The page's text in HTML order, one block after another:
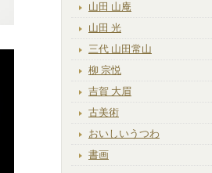
山田 山庵
山田 光
三代 山田常山
柳 宗悦
吉賀 大眉
古美術
おいしいうつわ
書画